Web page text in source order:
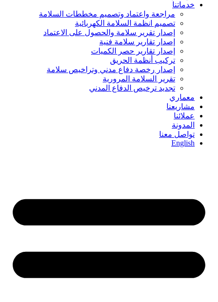
خدماتنا
مراجعة واعتماد وتصميم مخططات السلامة
تصميم انظمة السلامة الكهربائية
إصدار تقرير سلامة والحصول على الاعتماد
إصدار تقارير سلامة فنية
إصدار تقارير حصر الكميات
تركيب أنظمة الحريق
إصدار رخصة دفاع مدني وتراخيص سلامة
تقرير السلامة المرورية
تجديد ترخيص الدفاع المدني
معماري
مشاريعنا
عملائنا
المدونة
تواصل معنا
English